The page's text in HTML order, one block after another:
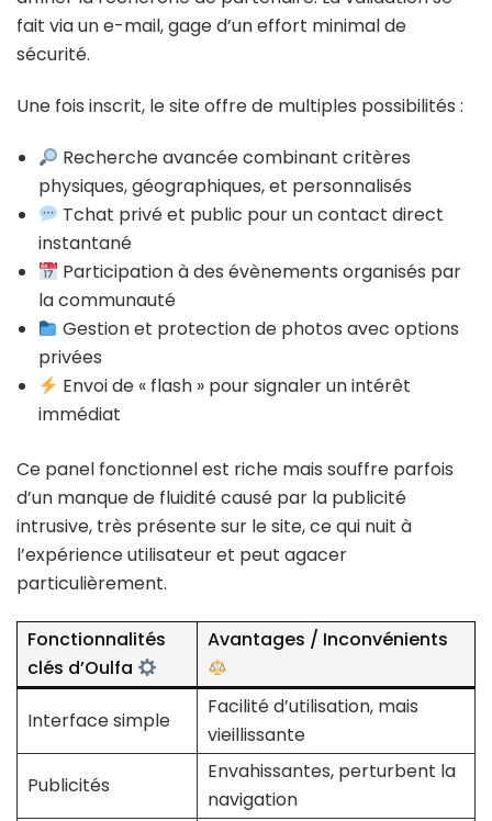
fait via un e-mail, gage d’un effort minimal de
sécurité.
Une fois inscrit, le site offre de multiples possibilités :
Recherche avancée combinant critères
physiques, géographiques, et personnalisés
Tchat privé et public pour un contact direct
instantané
Participation à des évènements organisés par
la communauté
Gestion et protection de photos avec options
privées
Envoi de « flash » pour signaler un intérêt
immédiat
Ce panel fonctionnel est riche mais souffre parfois
d’un manque de fluidité causé par la publicité
intrusive, très présente sur le site, ce qui nuit à
l’expérience utilisateur et peut agacer
particulièrement.
Fonctionnalités
clés d’Oulfa
Avantages / Inconvénients
Interface simple
Facilité d’utilisation, mais
vieillissante
Publicités
Envahissantes, perturbent la
navigation